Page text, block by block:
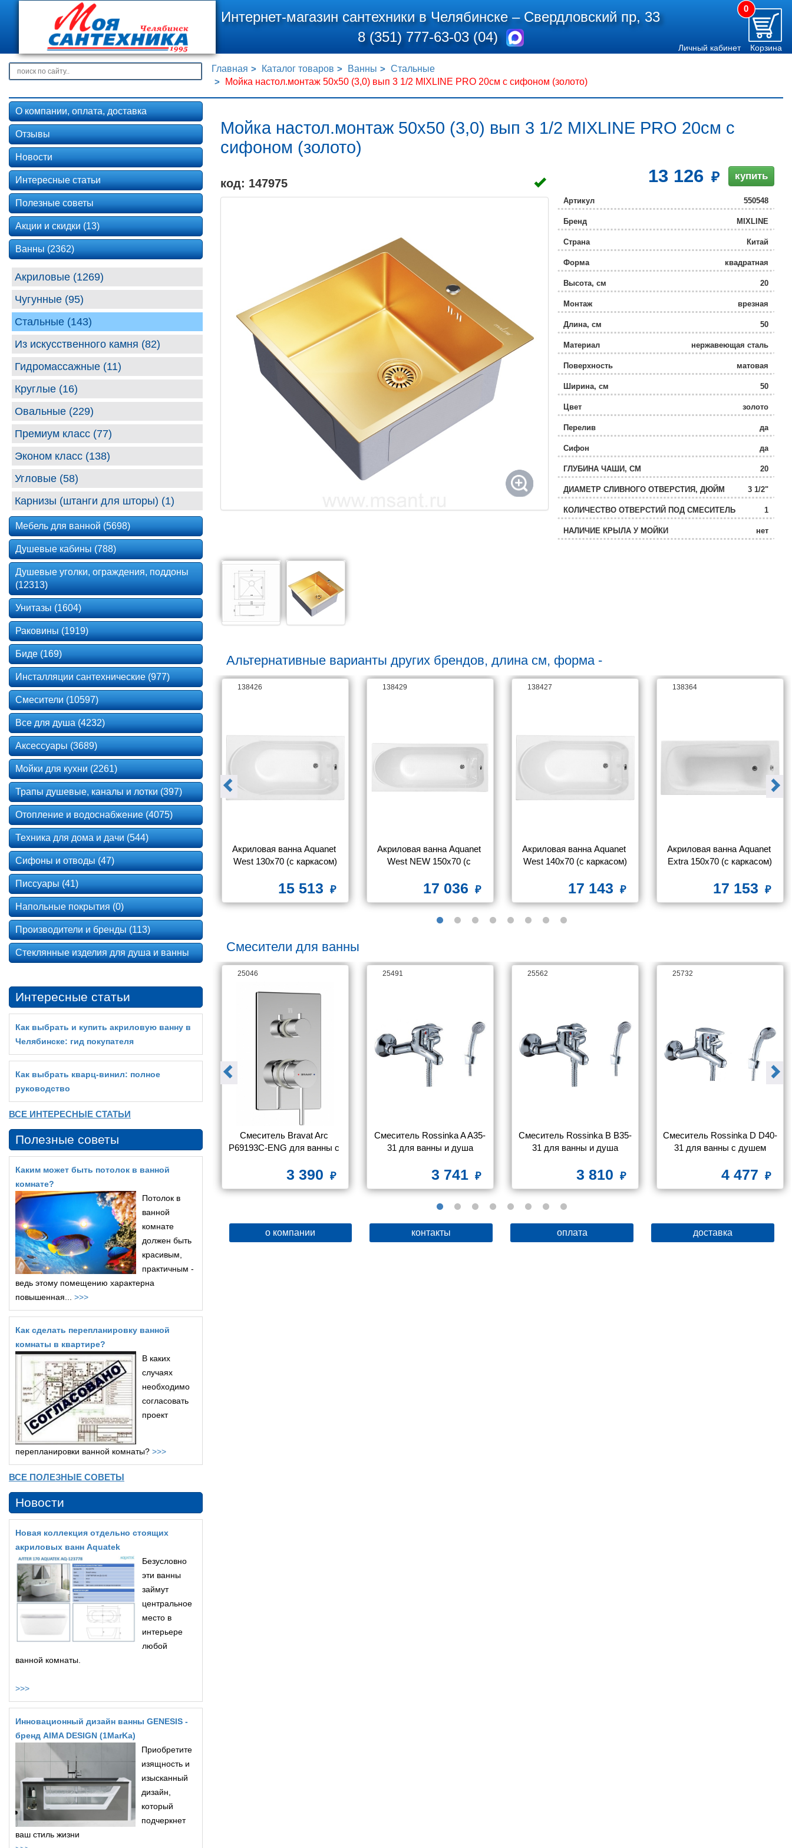
Интернет-магазин сантехники в Челябинске –Свердловский пр, 33
8 (351) 777-63-03 (04)
0
Личный кабинет Корзина
Главная Каталог товаров Ванны
Стальные
Мойка настол.монтаж 50х50 (3,0) вып 3 1/2 MIXLINE PRO 20см с сифоном (золото)
Мойка настол.монтаж 50х50 (3,0) вып 3 1/2 MIXLINE PRO 20см с
сифоном (золото)
код: 147975 13 126 купить
Артикул 550548
Бренд MIXLINE
Страна Китай
Форма квадратная
Высота, см 20
Монтаж врезная
Длина, см 50
Материал нержавеющая сталь
Поверхность матовая
Ширина, см 50
Цвет золото
Перелив да
Сифон да
ГЛУБИНА ЧАШИ, СМ 20
ДИАМЕТР СЛИВНОГО ОТВЕРСТИЯ, ДЮЙМ 3 1/2"
КОЛИЧЕСТВО ОТВЕРСТИЙ ПОД СМЕСИТЕЛЬ 1
НАЛИЧИЕ КРЫЛА У МОЙКИ нет
Альтернативные варианты других брендов, длина см, форма -
Aquanet
каркасом)
266
141867
Акриловая прямоугольная
ванна Aquatek Eco-Friendly
Калибри 160х70 без
фронтального экрана,без
опоры
18 392
138426
Акриловая ванна Aquanet
West 130x70 (с каркасом)
15 513
138429
Акриловая ванна Aquanet
West NEW 150x70 (с
17 036
138427
Акриловая ванна Aquanet
West 140x70 (с каркасом)
17 143
138364
Акриловая ванна Aquanet
Extra 150x70 (с каркасом)
17 153
Смесители для ванны
Y Y40-
с душем
180
Смеситель Rossinka Y Y35-
31 для ванны с душем
5 366
25046
Смеситель Bravat Arc
P69193C-ENG для ванны с
3 390
25491
Смеситель Rossinka A A35-
31 для ванны и душа
3 741
25562
Смеситель Rossinka B B35-
31 для ванны и душа
3 810
25732
Смеситель Rossinka D D40-
31 для ванны с душем
4 477
о компании контакты оплата доставка
О компании, оплата, доставка
Отзывы
Новости
Интересные статьи
Полезные советы
Акции и скидки (13)
Ванны (2362)
Акриловые (1269)
Чугунные (95)
Стальные (143)
Из искусственного камня (82)
Гидромассажные (11)
Круглые (16)
Овальные (229)
Премиум класс (77)
Эконом класс (138)
Угловые (58)
Карнизы (штанги для шторы) (1)
Мебель для ванной (5698)
Душевые кабины (788)
Душевые уголки, ограждения, поддоны
(12313)
Унитазы (1604)
Раковины (1919)
Биде (169)
Инсталляции сантехнические (977)
Смесители (10597)
Все для душа (4232)
Аксессуары (3689)
Мойки для кухни (2261)
Трапы душевые, каналы и лотки (397)
Отопление и водоснабжение (4075)
Техника для дома и дачи (544)
Сифоны и отводы (47)
Писсуары (41)
Напольные покрытия (0)
Производители и бренды (113)
Стеклянные изделия для душа и ванны
Интересные статьи
Как выбрать и купить акриловую ванну в
Челябинске: гид покупателя
Как выбрать кварц‑винил: полное
руководство
ВСЕ ИНТЕРЕСНЫЕ СТАТЬИ
Полезные советы
Каким может быть потолок в ванной
комнате?
Потолок в
ванной
комнате
должен быть
красивым,
практичным -
ведь этому помещению характерна
повышенная... >>>
Как сделать перепланировку ванной
комнаты в квартире?
В каких
случаях
необходимо
согласовать
проект
перепланировки ванной комнаты? >>>
ВСЕ ПОЛЕЗНЫЕ СОВЕТЫ
Новости
Новая коллекция отдельно стоящих
акриловых ванн Aquatek
Безусловно
эти ванны
займут
центральное
место в
интерьере
любой
ванной комнаты.
>>>
Инновационный дизайн ванны GENESIS -
бренд AIMA DESIGN (1MarKa)
Приобретите
изящность и
изысканный
дизайн,
который
подчеркнет
ваш стиль жизни